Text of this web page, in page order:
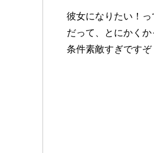
彼女になりたい！
だって、とにかく
条件素敵すぎで